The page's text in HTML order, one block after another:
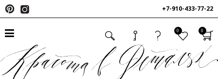
+7-910-433-77-22
0 0